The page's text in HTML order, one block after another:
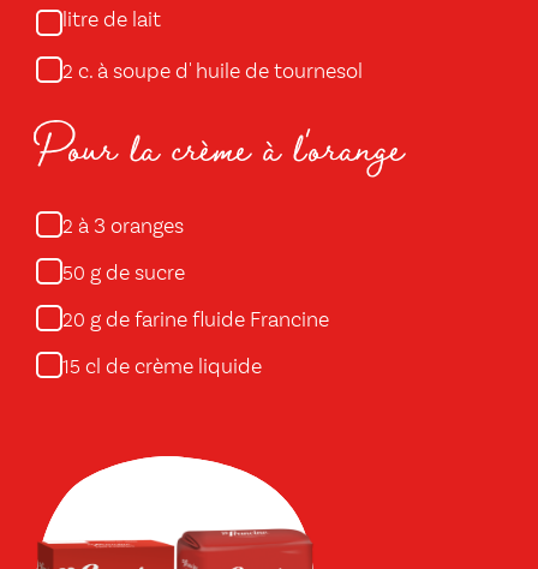
litre de lait
2 c. à soupe d' huile de tournesol
Pour la crème à l'orange
2 à 3 oranges
50 g de sucre
20 g de farine fluide Francine
15 cl de crème liquide